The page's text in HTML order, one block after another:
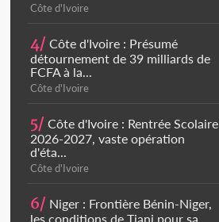
Côte d'Ivoire
4/ Côte d'Ivoire : Présumé
détournement de 39 milliards de
FCFA à la...
Côte d'Ivoire
5/ Côte d'Ivoire : Rentrée Scolaire
2026-2027, vaste opération
d'éta...
Côte d'Ivoire
6/ Niger : Frontière Bénin-Niger,
les conditions de Tiani pour sa